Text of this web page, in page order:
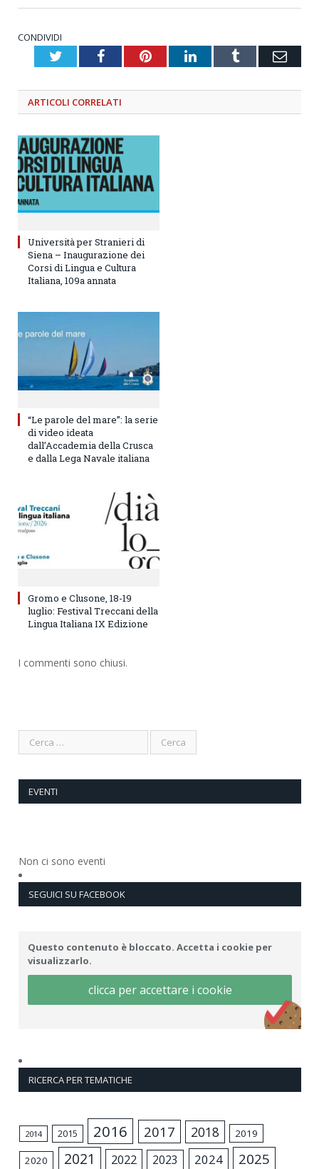
CONDIVIDI
TwitterFacebookPinterestLinkedInTumblr
ARTICOLI CORRELATI
Università per Stranieri di
Siena – Inaugurazione dei
Corsi di Lingua e Cultura
Italiana, 109a annata
“Le parole del mare”: la serie
di video ideata
dall’Accademia della Crusca
e dalla Lega Navale italiana
Gromo e Clusone, 18-19
luglio: Festival Treccani della
Lingua Italiana IX Edizione
I commenti sono chiusi.
EVENTI
Non ci sono eventi
SEGUICI SU FACEBOOK
Questo contenuto è bloccato. Accetta i cookie per
visualizzarlo.
clicca per accettare i cookie
RICERCA PER TEMATICHE
2014 2015 2016 2017 2018 2019
2020 2021 2022 2023 2024 2025